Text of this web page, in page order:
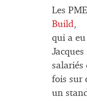
Les
Build,
qui a
salariés
fois sur
un